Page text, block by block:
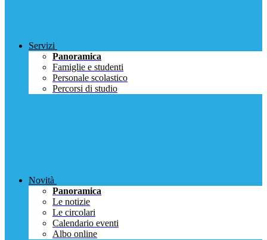
Servizi
Panoramica
Famiglie e studenti
Personale scolastico
Percorsi di studio
Novità
Panoramica
Le notizie
Le circolari
Calendario eventi
Albo online